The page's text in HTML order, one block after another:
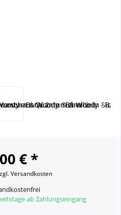
€ *
Versandkosten
ab Zahlungseingang